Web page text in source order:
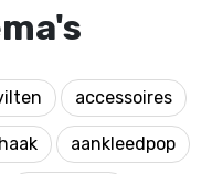
accessoires
aankleedpop